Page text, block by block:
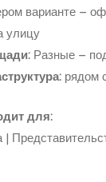
варианте –
улицу
Разные –
рядом
для: